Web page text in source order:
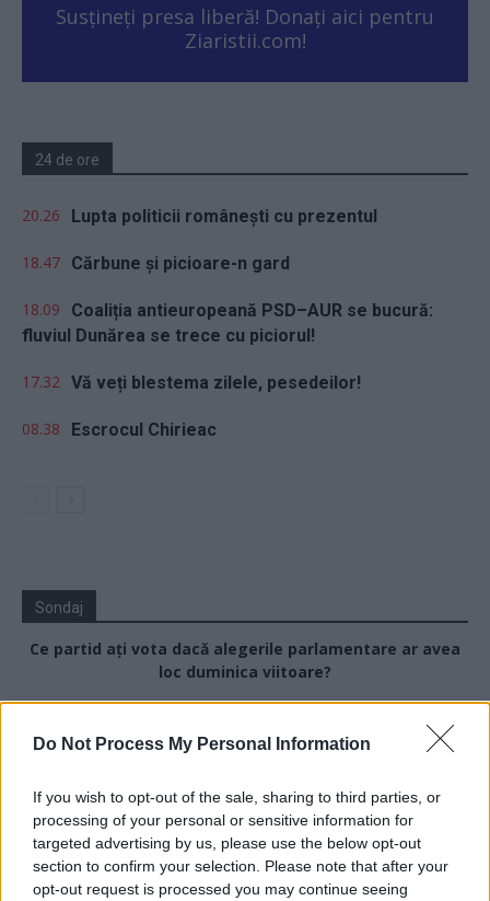
Do Not Process My Personal Information
If you wish to opt-out of the sale, sharing to third parties, or
processing of your personal or sensitive information for
targeted advertising by us, please use the below opt-out
section to confirm your selection. Please note that after your
opt-out request is processed you may continue seeing
Susțineți presa liberă! Donați aici pentru
Ziaristii.com!
24 de ore
20.26 Lupta politicii românești cu prezentul
18.47 Cărbune și picioare-n gard
18.09
Coaliția antieuropeană PSD–AUR se bucură:
fluviul Dunărea se trece cu piciorul!
17.32 Vă veți blestema zilele, pesedeilor!
08.38 Escrocul Chirieac
Sondaj
Ce partid ați vota dacă alegerile parlamentare ar avea
loc duminica viitoare?
PNL
PSD
AUR
UDMR
PMP (Tomac)